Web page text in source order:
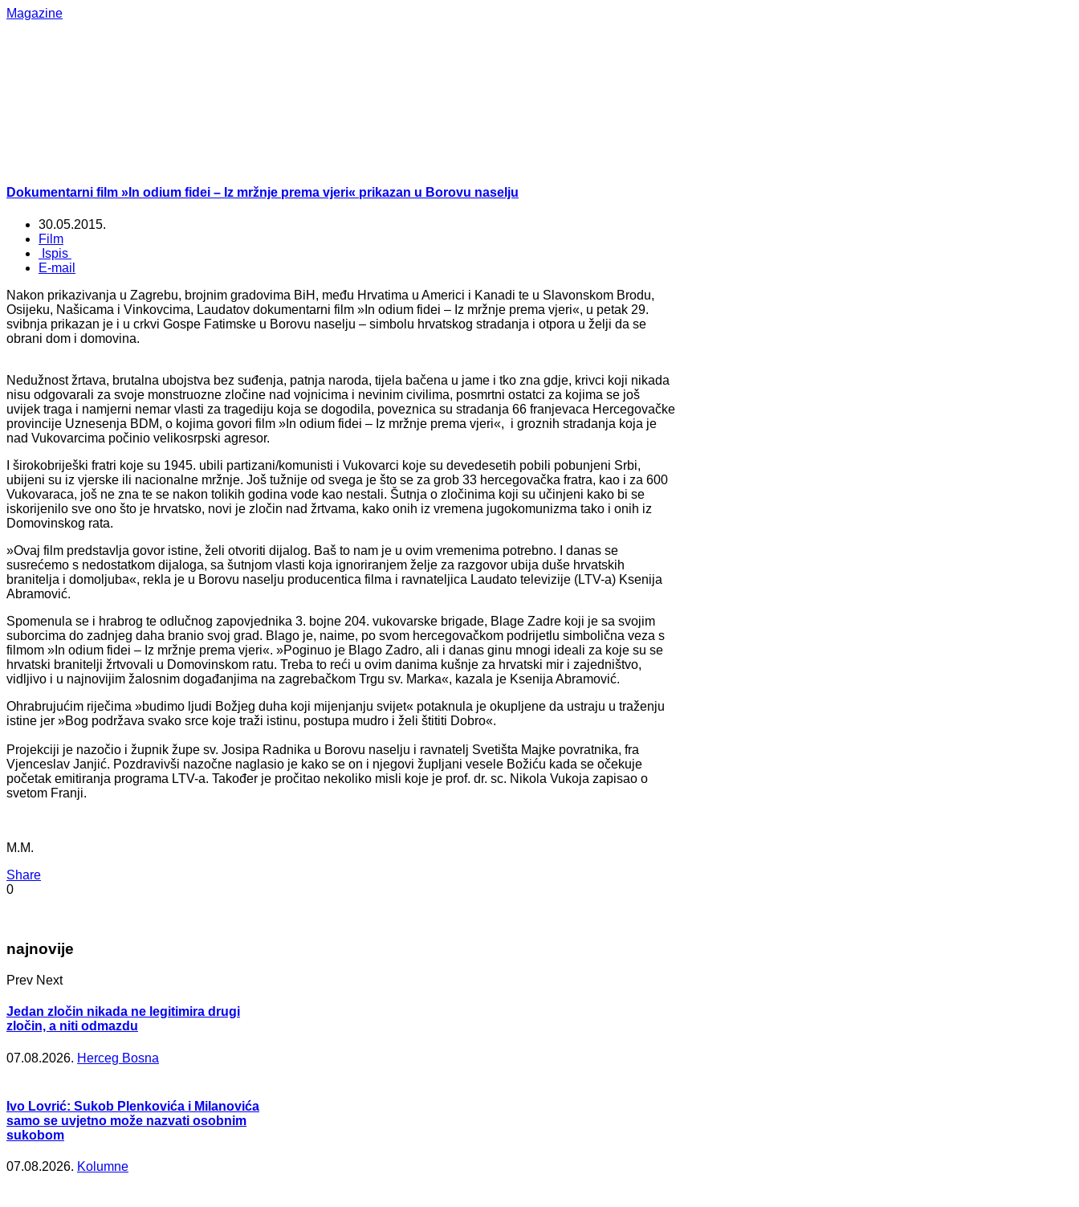
Magazine
Dokumentarni film »In odium fidei – Iz mržnje prema vjeri« prikazan u Borovu naselju
30.05.2015.
Film
Ispis
E-mail
Nakon prikazivanja u Zagrebu, brojnim gradovima BiH, među Hrvatima u Americi i Kanadi te u Slavonskom Brodu,
Osijeku, Našicama i Vinkovcima, Laudatov dokumentarni film »In odium fidei – Iz mržnje prema vjeri«, u petak 29.
svibnja prikazan je i u crkvi Gospe Fatimske u Borovu naselju – simbolu hrvatskog stradanja i otpora u želji da se
obrani dom i domovina.
Nedužnost žrtava, brutalna ubojstva bez suđenja, patnja naroda, tijela bačena u jame i tko zna gdje, krivci koji nikada
nisu odgovarali za svoje monstruozne zločine nad vojnicima i nevinim civilima, posmrtni ostatci za kojima se još
uvijek traga i namjerni nemar vlasti za tragediju koja se dogodila, poveznica su stradanja 66 franjevaca Hercegovačke
provincije Uznesenja BDM, o kojima govori film »In odium fidei – Iz mržnje prema vjeri«, i groznih stradanja koja je
nad Vukovarcima počinio velikosrpski agresor.
I širokobriješki fratri koje su 1945. ubili partizani/komunisti i Vukovarci koje su devedesetih pobili pobunjeni Srbi,
ubijeni su iz vjerske ili nacionalne mržnje. Još tužnije od svega je što se za grob 33 hercegovačka fratra, kao i za 600
Vukovaraca, još ne zna te se nakon tolikih godina vode kao nestali. Šutnja o zločinima koji su učinjeni kako bi se
iskorijenilo sve ono što je hrvatsko, novi je zločin nad žrtvama, kako onih iz vremena jugokomunizma tako i onih iz
Domovinskog rata.
»Ovaj film predstavlja govor istine, želi otvoriti dijalog. Baš to nam je u ovim vremenima potrebno. I danas se
susrećemo s nedostatkom dijaloga, sa šutnjom vlasti koja ignoriranjem želje za razgovor ubija duše hrvatskih
branitelja i domoljuba«, rekla je u Borovu naselju producentica filma i ravnateljica Laudato televizije (LTV-a) Ksenija
Abramović.
Spomenula se i hrabrog te odlučnog zapovjednika 3. bojne 204. vukovarske brigade, Blage Zadre koji je sa svojim
suborcima do zadnjeg daha branio svoj grad. Blago je, naime, po svom hercegovačkom podrijetlu simbolična veza s
filmom »In odium fidei – Iz mržnje prema vjeri«. »Poginuo je Blago Zadro, ali i danas ginu mnogi ideali za koje su se
hrvatski branitelji žrtvovali u Domovinskom ratu. Treba to reći u ovim danima kušnje za hrvatski mir i zajedništvo,
vidljivo i u najnovijim žalosnim događanjima na zagrebačkom Trgu sv. Marka«, kazala je Ksenija Abramović.
Ohrabrujućim riječima »budimo ljudi Božjeg duha koji mijenjanju svijet« potaknula je okupljene da ustraju u traženju
istine jer »Bog podržava svako srce koje traži istinu, postupa mudro i želi štititi Dobro«.
Projekciji je nazočio i župnik župe sv. Josipa Radnika u Borovu naselju i ravnatelj Svetišta Majke povratnika, fra
Vjenceslav Janjić. Pozdravivši nazočne naglasio je kako se on i njegovi župljani vesele Božiću kada se očekuje
početak emitiranja programa LTV-a. Također je pročitao nekoliko misli koje je prof. dr. sc. Nikola Vukoja zapisao o
svetom Franji.
M.M.
Share
0
najnovije
Prev Next
Jedan zločin nikada ne legitimira drugi
zločin, a niti odmazdu
07.08.2026. Herceg Bosna
Ivo Lovrić: Sukob Plenkovića i Milanovića
samo se uvjetno može nazvati osobnim
sukobom
07.08.2026. Kolumne